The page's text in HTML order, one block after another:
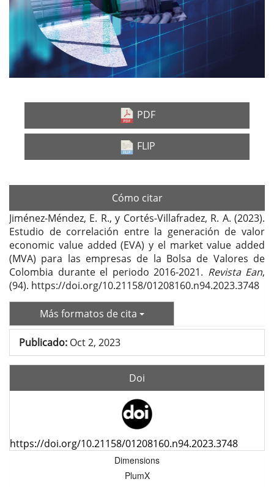
PDF
FLIP
Cómo citar
Jiménez-Méndez, E. R., y Cortés-Villafradez, R. A. (2023).
Estudio de correlación entre la generación de valor
economic value added (EVA) y el market value added
(MVA) para las empresas de la Bolsa de Valores de
Colombia durante el periodo 2016-2021. Revista Ean,
(94). https://doi.org/10.21158/01208160.n94.2023.3748
Más formatos de cita
Publicado: Oct 2, 2023
Doi
https://doi.org/10.21158/01208160.n94.2023.3748
Dimensions
PlumX